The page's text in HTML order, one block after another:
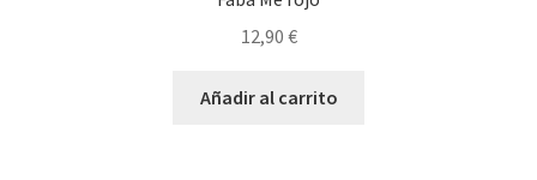
12,90 €
Añadir al carrito